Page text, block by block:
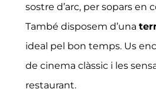
sostre d’arc, per sopars en
També disposem d’una
ideal pel bon temps. Us
de cinema clàssic i les
restaurant.